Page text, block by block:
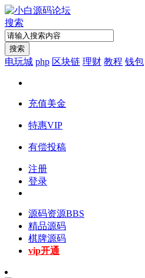
搜索
搜索
电玩城 php 区块链 理财 教程 钱包
充值美金
特惠VIP
有偿投稿
注册
登录
源码资源BBS
精品源码
棋牌源码
vip开通